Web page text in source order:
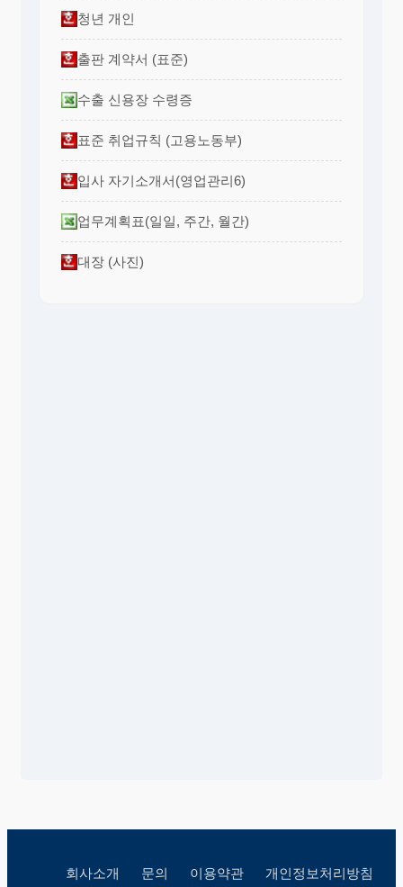
청년 개인
출판 계약서 (표준)
수출 신용장 수령증
표준 취업규칙 (고용노동부)
입사 자기소개서(영업관리6)
업무계획표(일일, 주간, 월간)
대장 (사진)
회사소개 문의 이용약관 개인정보처리방침